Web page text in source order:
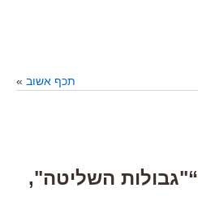
תכף אשוב »
8 Responses to “"גבולות השליטה",